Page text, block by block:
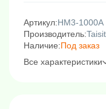
Артикул:HM3-1000A
Производитель:
Наличие:Под заказ
Все характеристики